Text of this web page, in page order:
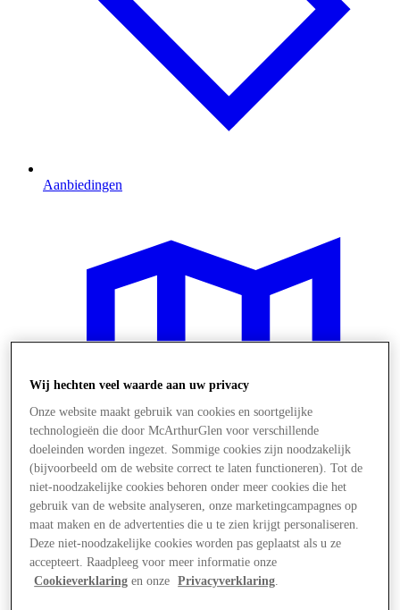
Aanbiedingen
Plan je bezoek
Wij hechten veel waarde aan uw privacy
Onze website maakt gebruik van cookies en soortgelijke
technologieën die door McArthurGlen voor verschillende
doeleinden worden ingezet. Sommige cookies zijn noodzakelijk
(bijvoorbeeld om de website correct te laten functioneren). Tot de
niet-noodzakelijke cookies behoren onder meer cookies die het
gebruik van de website analyseren, onze marketingcampagnes op
maat maken en de advertenties die u te zien krijgt personaliseren.
Deze niet-noodzakelijke cookies worden pas geplaatst als u ze
accepteert. Raadpleeg voor meer informatie onze
Cookieverklaring en onze Privacyverklaring